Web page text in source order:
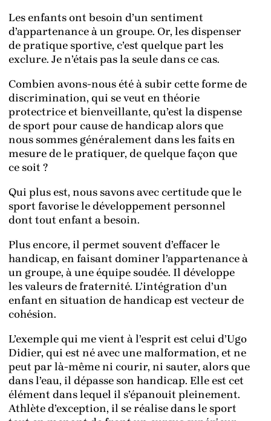
Les enfants ont besoin d’un sentiment
d’appartenance à un groupe. Or, les dispenser
de pratique sportive, c’est quelque part les
exclure. Je n’étais pas la seule dans ce cas.
Combien avons-nous été à subir cette forme de
discrimination, qui se veut en théorie
protectrice et bienveillante, qu’est la dispense
de sport pour cause de handicap alors que
nous sommes généralement dans les faits en
mesure de le pratiquer, de quelque façon que
ce soit ?
Qui plus est, nous savons avec certitude que le
sport favorise le développement personnel
dont tout enfant a besoin.
Plus encore, il permet souvent d’effacer le
handicap, en faisant dominer l’appartenance à
un groupe, à une équipe soudée. Il développe
les valeurs de fraternité. L’intégration d’un
enfant en situation de handicap est vecteur de
cohésion.
L’exemple qui me vient à l’esprit est celui d’Ugo
Didier, qui est né avec une malformation, et ne
peut par là-même ni courir, ni sauter, alors que
dans l’eau, il dépasse son handicap. Elle est cet
élément dans lequel il s’épanouit pleinement.
Athlète d’exception, il se réalise dans le sport